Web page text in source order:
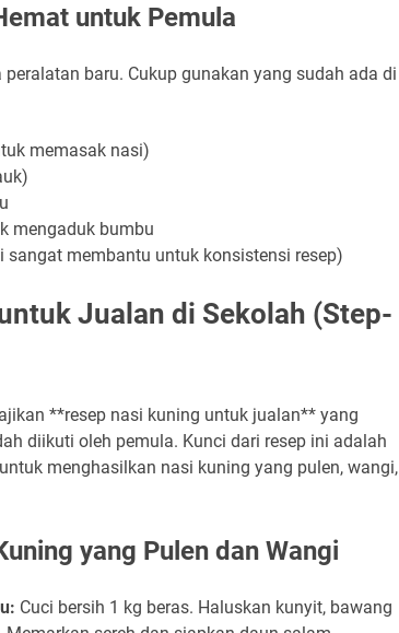
untuk Pemula
baru. Cukup gunakan yang sudah ada di
memasak nasi)
mengaduk bumbu
membantu untuk konsistensi resep)
Jualan di Sekolah (Step-
**resep nasi kuning untuk jualan** yang
diikuti oleh pemula. Kunci dari resep ini adalah
menghasilkan nasi kuning yang pulen, wangi,
yang Pulen dan Wangi
Cuci bersih 1 kg beras. Haluskan kunyit, bawang